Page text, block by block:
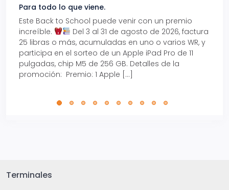
Para todo lo que viene.
Este Back to School puede venir con un premio
increíble.
Del 3 al 31 de agosto de 2026, factura
25 libras o más, acumuladas en uno o varios WR, y
participa en el sorteo de un Apple iPad Pro de 11
pulgadas, chip M5 de 256 GB. Detalles de la
promoción: Premio: 1 Apple […]
Terminales